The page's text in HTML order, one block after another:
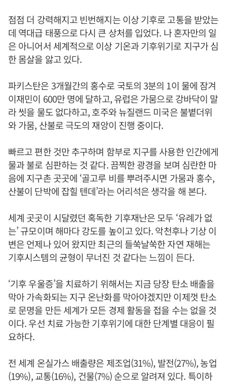
점점 더 강력해지고 빈번해지는 이상 기후로 고통을 받았는
데 역대급 태풍으로 다시 큰 상처를 입었다. 나 혼자만의 일
은 아니어서 세계적으로 이상 기온과 기후위기로 지구가 심
한 몸살을 앓고 있다.
파키스탄은 3개월간의 홍수로 국토의 3분의 1이 물에 잠겨
이재민이 600만 명에 달하고, 유럽은 가뭄으로 강바닥이 말
라 씻을 물도 없다하고, 호주와 뉴질랜드 미국은 불볕더위
와 가뭄, 산불로 극도의 재앙이 진행 중이다.
빠르고 편한 것만 추구하며 함부로 지구를 사용한 인간에게
물과 불로 심판하는 것 같다. 끔찍한 광경을 보며 심란한 마
음에 지구촌 곳곳에 ‘골고루 비를 뿌려주시면 가뭄과 홍수,
산불이 단박에 잡힐 텐데’라는 어리석은 생각을 해 본다.
세계 곳곳이 시달렸던 혹독한 기후재난은 모두 ‘유례가 없
는’ 규모이며 해마다 강도를 높이고 있다. 악천후나 기상 이
변은 언제나 있어 왔지만 최근의 들쑥날쑥한 자연 재해는
기후시스템의 균형이 무너진 것 같다는 느낌이 든다.
‘기후 우울증’을 치료하기 위해서는 지금 당장 탄소 배출을
막아 가속화되는 지구 온난화를 막아야겠지만 이제껏 탄소
로 문명을 만든 세계가 모든 경제 활동을 접을 수는 없을 것
이다. 우선 치료 가능한 기후위기에 대한 단계별 대응이 필
요하다.
전 세계 온실가스 배출량은 제조업(31%), 발전(27%), 농업
(19%), 교통(16%), 건물(7%) 순으로 알려져 있다. 특이하